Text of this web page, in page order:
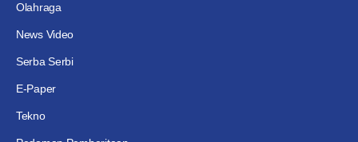
Olahraga
News Video
Serba Serbi
E-Paper
Tekno